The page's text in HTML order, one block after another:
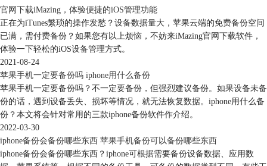
图3：传输或还原
官网下载iMazing，体验便捷的iOS管理功能
正在为iTunes繁琐的操作发愁？设备数据量大，苹果云端的免费备份空间
已满，需付费备份？如果您有以上烦恼，不妨来iMazing官网下载软件，
体验一下轻松的iOS设备管理方式。
2021-08-24
苹果手机一定要备份吗 iphone用什么备份
苹果手机一定要备份吗？不一定要备份，但强烈建议备份。如果设备未备
份的话，遇到设备丢失、损坏等情况，就无法恢复数据。iphone用什么备
份？本文将会针对常用的三款iphone备份软件作介绍。
2022-03-30
iphone备份会备份哪些东西 苹果手机备份可以备份哪些东西
iphone备份会备份哪些东西？iphone可根据需要备份设备数据、应用数